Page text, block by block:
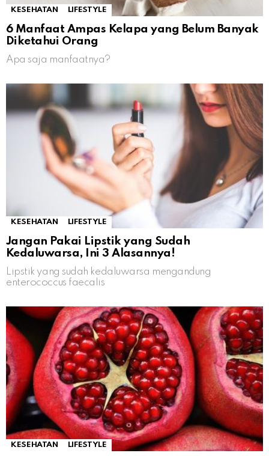
KESEHATAN LIFESTYLE
6 Manfaat Ampas Kelapa yang Belum Banyak
Diketahui Orang
Apa saja manfaatnya?
KESEHATAN LIFESTYLE
Jangan Pakai Lipstik yang Sudah
Kedaluwarsa, Ini 3 Alasannya!
Lipstik yang sudah kedaluwarsa mengandung
enterococcus faecalis
KESEHATAN LIFESTYLE